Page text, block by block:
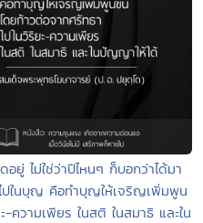
อยู่ ไม่ใช่ว่าปีไหนๆ ก็บอกว่าได้มา
ในบุญ คือทำบุญให้เจริญเพิ่มพูน
ความเพียร ในสติ ในสมาธิ และใน